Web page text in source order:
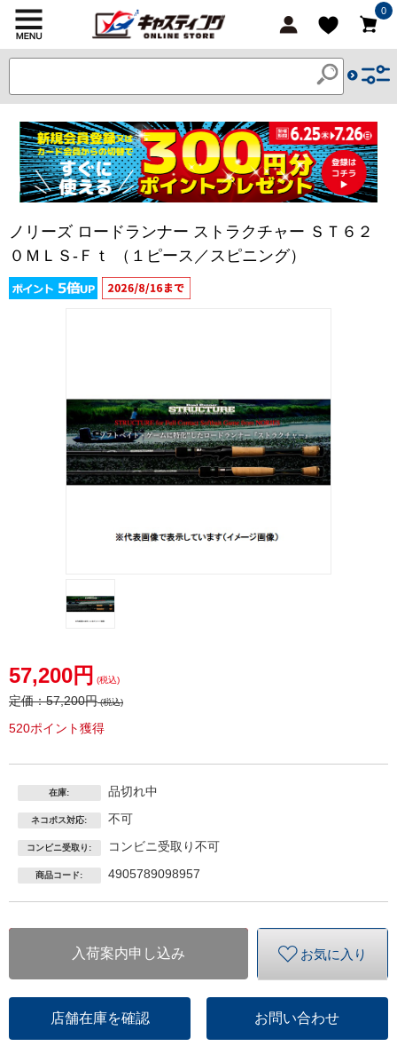
0
ノリーズ ロードランナー ストラクチャー ＳＴ６２
０ＭＬＳ-Ｆｔ （１ピース／スピニング）
57,200円 (税込)
定価：57,200円(税込)
520ポイント獲得
在庫: 品切れ中
ネコポス対応: 不可
コンビニ受取り: コンビニ受取り不可
商品コード: 4905789098957
入荷案内申し込み お気に入り
店舗在庫を確認 お問い合わせ